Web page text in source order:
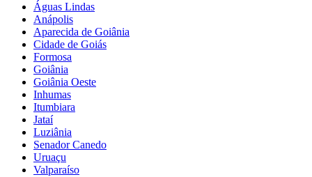
Águas Lindas
Anápolis
Aparecida de Goiânia
Cidade de Goiás
Formosa
Goiânia
Goiânia Oeste
Inhumas
Itumbiara
Jataí
Luziânia
Senador Canedo
Uruaçu
Valparaíso